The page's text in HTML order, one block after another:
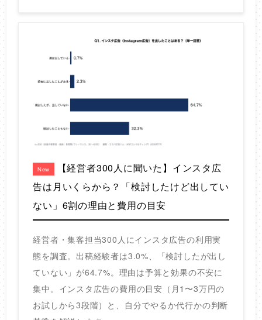
New
【経営者300人に聞いた】インスタ広
告は月いくらから？「検討したけど出してい
ない」6割の理由と費用の目安
経営者・集客担当300人にインスタ広告の利用実
態を調査。出稿経験者は3.0%、「検討したが出し
ていない」が64.7%。理由は予算と効果の不安に
集中。インスタ広告の費用の目安（月1〜3万円の
お試しから3段階）と、自分でやるか代行かの判断